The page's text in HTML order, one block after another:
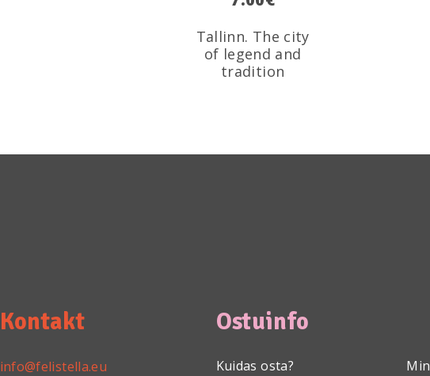
Tallinn. The city
of legend and
tradition
Kontakt
info@felistella.eu
Ostuinfo
Kuidas osta?